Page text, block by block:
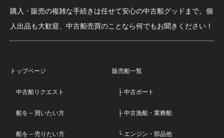
購入・販売の複雑な手続きは任せて安心の中古船グッドまで。個
人出品も大歓迎、中古船売買のことなら何でもお聞きください！
トップページ
中古船リクエスト
船を – 買いたい方
船を – 売りたい方
販売船一覧
├ 中古ボート
├ 中古漁船・業務船
└ エンジン・部品他